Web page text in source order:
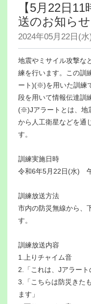
【5月22日
送のお知らせ
2024年05月22日(
地震やミサイル攻撃な
練を行います。この訓
ート)(※)を用いた訓練
段を用いて情報伝達訓
(※)Jアラートとは、地
から人工衛星などを通
す。
訓練実施日時
令和6年5月22日(水)
訓練放送方法
市内の防災無線から、
す。
訓練放送内容
1.上りチャイム音
2.「これは、Jアラー
3.「こちらは防災きた
ます」